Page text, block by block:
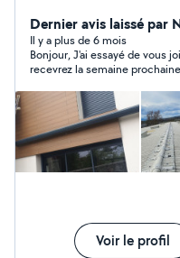
PVC,les peintures
d'autre chose, nous
complètes pour votre
maintenant pour un
Dernier avis laissé par
Il y a plus de 6 mois
Bonjour, J'ai essayé de vous joindre plusieurs fois. Vous
recevrez la semaine
Cordialement
Voir le profil